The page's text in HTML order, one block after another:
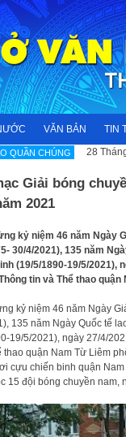
VĂN BẢN TIN
QUẦN CHÚNG 28
Giải bóng
2021
kỷ niệm 46 năm Ngày
30/4/2021), 135 năm
(19/5/1890-19/5/2021),
tin và Thể thao
kỷ niệm 46 năm Ngày
135 năm Ngày Quốc tế
19/5/2021), ngày 27/4/
thao quận Nam Từ Liêm
cựu chiến binh quận
15 đội bóng chuyền nam,